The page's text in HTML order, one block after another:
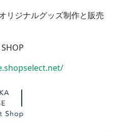
リジナルグッズ制作と販売